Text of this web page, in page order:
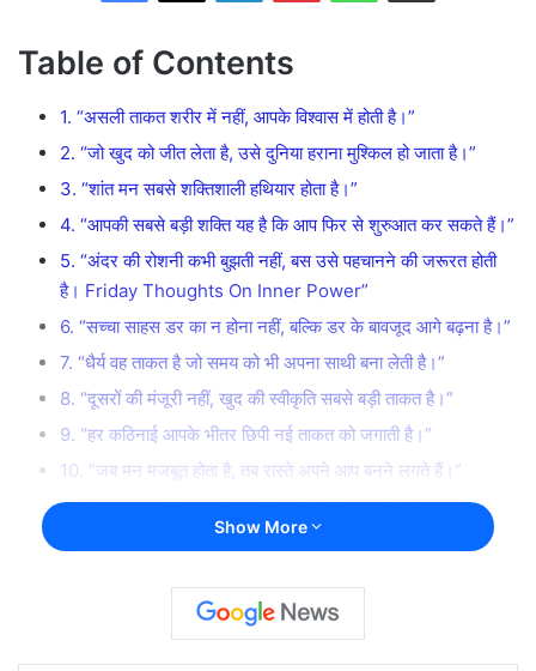
Table of Contents
1. “असली ताकत शरीर में नहीं, आपके विश्वास में होती है।”
2. “जो खुद को जीत लेता है, उसे दुनिया हराना मुश्किल हो जाता है।”
3. “शांत मन सबसे शक्तिशाली हथियार होता है।”
4. “आपकी सबसे बड़ी शक्ति यह है कि आप फिर से शुरुआत कर सकते हैं।”
5. “अंदर की रोशनी कभी बुझती नहीं, बस उसे पहचानने की जरूरत होती
है। Friday Thoughts On Inner Power”
6. “सच्चा साहस डर का न होना नहीं, बल्कि डर के बावजूद आगे बढ़ना है।”
7. “धैर्य वह ताकत है जो समय को भी अपना साथी बना लेती है।”
8. “दूसरों की मंजूरी नहीं, खुद की स्वीकृति सबसे बड़ी ताकत है।”
9. “हर कठिनाई आपके भीतर छिपी नई ताकत को जगाती है।”
10. “जब मन मजबूत होता है, तब रास्ते अपने आप बनने लगते हैं।”
11. “आपका आत्मविश्वास ही आपकी सबसे बड़ी पहचान है।”
12. “आपके भीतर जितनी शक्ति है, उतनी शायद आपको अभी तक खुद भी
इनर पावर (Inner Power) क्या होती है?
अपनी आंतरिक शक्ति (Inner Power) कैसे बढ़ाई जा सकती है?
Show More